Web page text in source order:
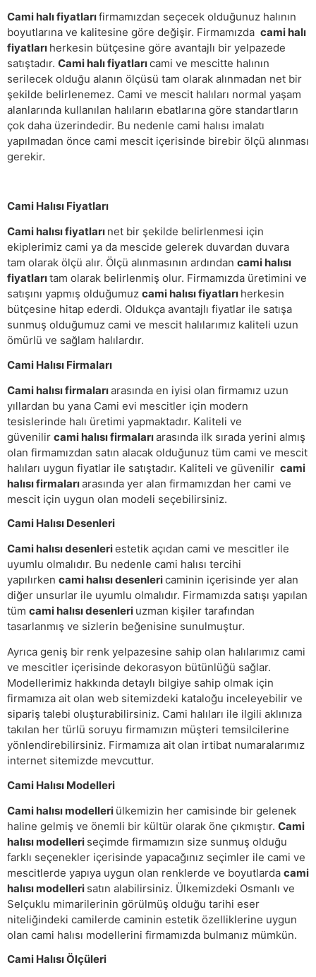
Cami halı fiyatlarıfirmamızdan seçecek olduğunuz halının
boyutlarına ve kalitesine göre değişir. Firmamızda cami halı
fiyatları herkesin bütçesine göre avantajlı bir yelpazede
satıştadır. Cami halı fiyatlarıcami ve mescitte halının
serilecek olduğu alanın ölçüsü tam olarak alınmadan net bir
şekilde belirlenemez. Cami ve mescit halıları normal yaşam
alanlarında kullanılan halıların ebatlarına göre standartların
çok daha üzerindedir. Bu nedenle cami halısı imalatı
yapılmadan önce cami mescit içerisinde birebir ölçü alınması
gerekir.
Cami Halısı Fiyatları
Cami halısı fiyatları net bir şekilde belirlenmesi için
ekiplerimiz cami ya da mescide gelerek duvardan duvara
tam olarak ölçü alır. Ölçü alınmasının ardından cami halısı
fiyatlarıtam olarak belirlenmiş olur. Firmamızda üretimini ve
satışını yapmış olduğumuz cami halısı fiyatları herkesin
bütçesine hitap ederdi. Oldukça avantajlı fiyatlar ile satışa
sunmuş olduğumuz cami ve mescit halılarımız kaliteli uzun
ömürlü ve sağlam halılardır.
Cami Halısı Firmaları
Cami halısı firmalarıarasında en iyisi olan firmamız uzun
yıllardan bu yana Cami evi mescitler için modern
tesislerinde halı üretimi yapmaktadır. Kaliteli ve
güvenilir cami halısı firmalarıarasında ilk sırada yerini almış
olan firmamızdan satın alacak olduğunuz tüm cami ve mescit
halıları uygun fiyatlar ile satıştadır. Kaliteli ve güvenilir cami
halısı firmalarıarasında yer alan firmamızdan her cami ve
mescit için uygun olan modeli seçebilirsiniz.
Cami Halısı Desenleri
Cami halısı desenleriestetik açıdan cami ve mescitler ile
uyumlu olmalıdır. Bu nedenle cami halısı tercihi
yapılırken cami halısı desenlericaminin içerisinde yer alan
diğer unsurlar ile uyumlu olmalıdır. Firmamızda satışı yapılan
tüm cami halısı desenleri uzman kişiler tarafından
tasarlanmış ve sizlerin beğenisine sunulmuştur.
Ayrıca geniş bir renk yelpazesine sahip olan halılarımız cami
ve mescitler içerisinde dekorasyon bütünlüğü sağlar.
Modellerimiz hakkında detaylı bilgiye sahip olmak için
firmamıza ait olan web sitemizdeki kataloğu inceleyebilir ve
sipariş talebi oluşturabilirsiniz. Cami halıları ile ilgili aklınıza
takılan her türlü soruyu firmamızın müşteri temsilcilerine
yönlendirebilirsiniz. Firmamıza ait olan irtibat numaralarımız
internet sitemizde mevcuttur.
Cami Halısı Modelleri
Cami halısı modelleri ülkemizin her camisinde bir gelenek
haline gelmiş ve önemli bir kültür olarak öne çıkmıştır. Cami
halısı modelleri seçimde firmamızın size sunmuş olduğu
farklı seçenekler içerisinde yapacağınız seçimler ile cami ve
mescitlerde yapıya uygun olan renklerde ve boyutlarda cami
halısı modelleri satın alabilirsiniz. Ülkemizdeki Osmanlı ve
Selçuklu mimarilerinin görülmüş olduğu tarihi eser
niteliğindeki camilerde caminin estetik özelliklerine uygun
olan cami halısı modellerini firmamızda bulmanız mümkün.
Cami Halısı Ölçüleri